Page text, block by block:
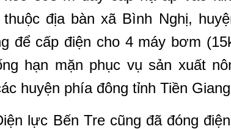
thuộc địa bàn xã Bình Nghị,
để cấp điện cho 4 máy bơm
hạn mặn phục vụ sản xuất
huyện phía đông tỉnh Tiền
lực Bến Tre cũng đã đóng